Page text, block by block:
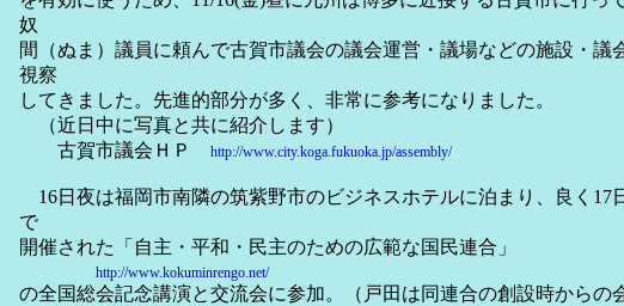
奴
間（ぬま）議員に頼んで古賀市議会の議会運営・議場などの施設・議
視察
してきました。先進的部分が多く、非常に参考になりました。
（近日中に写真と共に紹介します）
古賀市議会ＨＰ
http://www.city.koga.fukuoka.jp/assembly/
16日夜は福岡市南隣の筑紫野市のビジネスホテルに泊まり、良く17
で
開催された「自主・平和・民主のための広範な国民連合」
http://www.kokuminrengo.net/
の全国総会記念講演と交流会に参加。（戸田は同連合の創設時からの